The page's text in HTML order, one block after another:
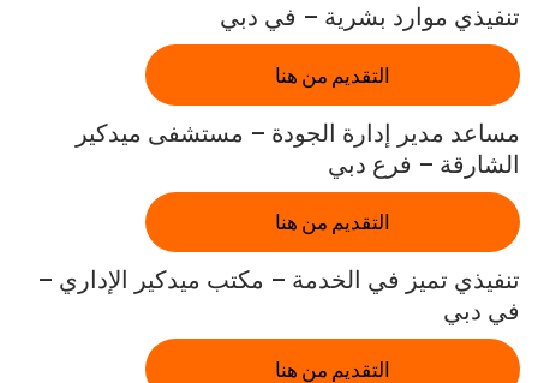
تنفيذي موارد بشرية – في دبي
التقديم من هنا
مساعد مدير إدارة الجودة – مستشفى ميدكير
الشارقة – فرع دبي
التقديم من هنا
تنفيذي تميز في الخدمة – مكتب ميدكير الإداري –
في دبي
التقديم من هنا